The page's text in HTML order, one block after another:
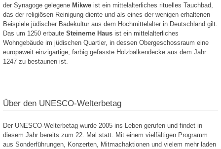
der Synagoge gelegene Mikwe ist ein mittelalterliches rituelles Tauchbad,
das der religiösen Reinigung diente und als eines der wenigen erhaltenen
Beispiele jüdischer Badekultur aus dem Hochmittelalter in Deutschland gilt.
Das um 1250 erbaute Steinerne Haus ist ein mittelalterliches
Wohngebäude im jüdischen Quartier, in dessen Obergeschossraum eine
europaweit einzigartige, farbig gefasste Holzbalkendecke aus dem Jahr
1247 zu bestaunen ist.
Über den UNESCO-Welterbetag
Der UNESCO-Welterbetag wurde 2005 ins Leben gerufen und findet in
diesem Jahr bereits zum 22. Mal statt. Mit einem vielfältigen Programm
aus Sonderführungen, Konzerten, Mitmachaktionen und vielem mehr laden